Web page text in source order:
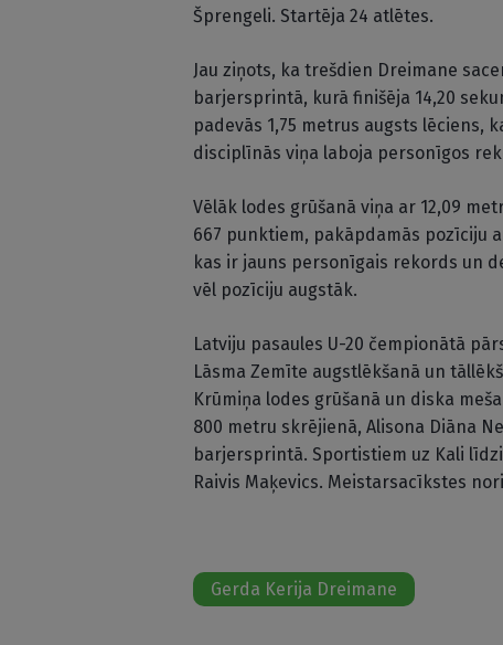
Šprengeli. Startēja 24 atlētes.
Jau ziņots, ka trešdien Dreimane
barjersprintā, kurā finišēja 14,20
padevās 1,75 metrus augsts lēciens,
disciplīnās viņa laboja personīgos
Vēlāk lodes grūšanā viņa ar 12,09
667 punktiem, pakāpdamās pozīciju
kas ir jauns personīgais rekords un
vēl pozīciju augstāk.
Latviju pasaules U-20 čempionātā
Lāsma Zemīte augstlēkšanā un
Krūmiņa lodes grūšanā un diska
800 metru skrējienā, Alisona Diāna
barjersprintā. Sportistiem uz Kali
Raivis Maķevics. Meistarsacīkstes
Gerda Kerija Dreimane